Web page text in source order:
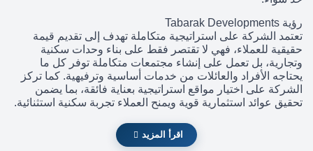
رؤية Tabarak Developments
تعتمد الشركة على استراتيجية متكاملة تهدف إلى تقديم قيمة
حقيقية للعملاء، فهي لا تقتصر فقط على بناء وحدات سكنية
وتجارية، بل تعمل على إنشاء مجتمعات متكاملة توفر كل ما
يحتاجه الأفراد والعائلات من خدمات أساسية وترفيهية. كما تركز
الشركة على اختيار مواقع استراتيجية بعناية فائقة، بما يضمن
تحقيق عوائد استثمارية قوية ويمنح العملاء تجربة سكنية استثنائية.
اقرأ المزيد